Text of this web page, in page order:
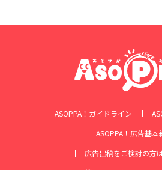
ASOPPA！ガイドライン
ASOPPA！広告基本
広告出稿をご検討の方